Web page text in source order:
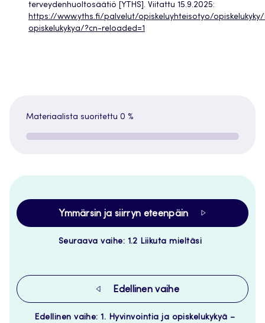
terveydenhuoltosäätiö [YTHS]. Viitattu 15.9.2025:
https://www.yths.fi/palvelut/opiskeluyhteisotyo/opiskelukyky/
opiskelukykya/?cn-reloaded=1
Materiaalista suoritettu 0 %
Ymmärsin ja siirryn eteenpäin
Seuraava vaihe: 1.2 Liikuta mieltäsi
Edellinen vaihe
Edellinen vaihe: 1. Hyvinvointia ja opiskelukykyä –